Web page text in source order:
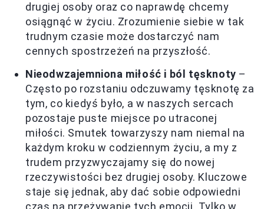
drugiej osoby oraz co naprawdę chcemy
osiągnąć w życiu. Zrozumienie siebie w tak
trudnym czasie może dostarczyć nam
cennych spostrzeżeń na przyszłość.
Nieodwzajemniona miłość i ból tęsknoty –
Często po rozstaniu odczuwamy tęsknotę za
tym, co kiedyś było, a w naszych sercach
pozostaje puste miejsce po utraconej
miłości. Smutek towarzyszy nam niemal na
każdym kroku w codziennym życiu, a my z
trudem przyzwyczajamy się do nowej
rzeczywistości bez drugiej osoby. Kluczowe
staje się jednak, aby dać sobie odpowiedni